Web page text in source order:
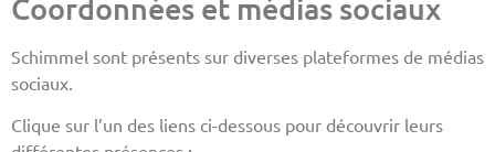
Coordonnées et médias sociaux
Schimmel sont présents sur diverses plateformes de médias
sociaux.
Clique sur l’un des liens ci-dessous pour découvrir leurs